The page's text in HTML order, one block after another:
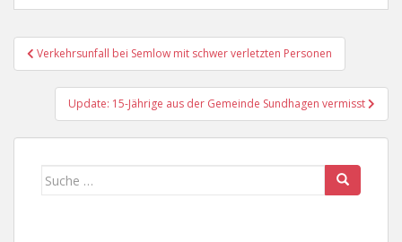
Beitragsnavigation
Verkehrsunfall bei Semlow mit schwer verletzten Personen
Update: 15-Jährige aus der Gemeinde Sundhagen vermisst
Suche